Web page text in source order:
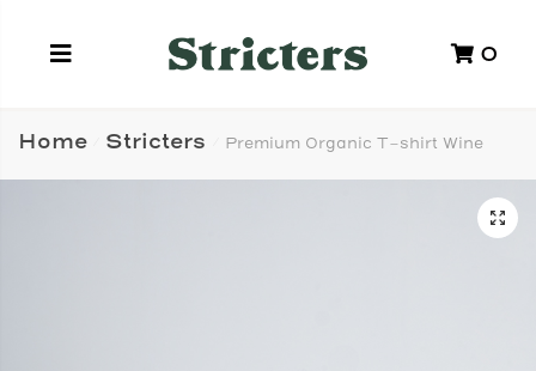
0
Home Stricters Premium Organic T-shirt Wine